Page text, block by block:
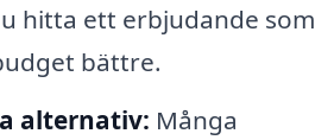
hitta ett erbjudande som
bättre.
alternativ: Många